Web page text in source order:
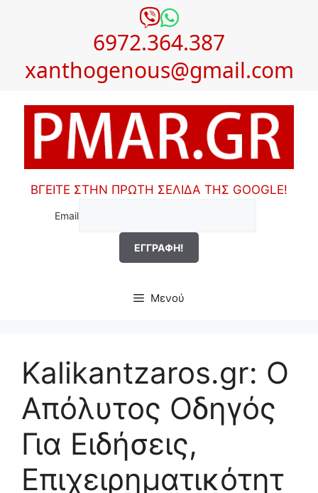
6972.364.387
xanthogenous@gmail.com
ΒΓΕΙΤΕ ΣΤΗΝ ΠΡΩΤΗ ΣΕΛΙΔΑ ΤΗΣ GOOGLE!
Email
Μενού
Kalikantzaros.gr: Ο
Απόλυτος Οδηγός
Για Ειδήσεις,
Επιχειρηματικότητ